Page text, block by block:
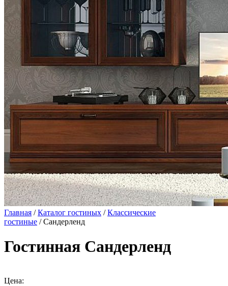
Главная /Каталог гостиных /Классические
гостиные / Сандерленд
Гостинная Сандерленд
Цена: